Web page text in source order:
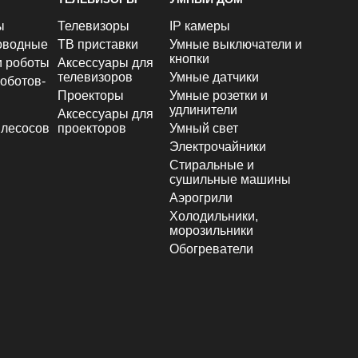
роботы
Телевизоры
ТВ приставки
Аксессуары для
телевизоров
Проекторы
Аксессуары для
проекторов
IP камеры
Умные выключатели и
кнопки
Умные датчики
Умные розетки и
удлинители
Умный свет
Электрочайники
Стиральные и
сушильные машины
Аэрогрили
Холодильники,
морозильники
Обогреватели